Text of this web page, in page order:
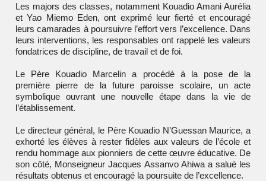
Les majors des classes, notamment Kouadio Amani Aurélia
et Yao Miemo Eden, ont exprimé leur fierté et encouragé
leurs camarades à poursuivre l’effort vers l’excellence. Dans
leurs interventions, les responsables ont rappelé les valeurs
fondatrices de discipline, de travail et de foi.
Le Père Kouadio Marcelin a procédé à la pose de la
première pierre de la future paroisse scolaire, un acte
symbolique ouvrant une nouvelle étape dans la vie de
l’établissement.
Le directeur général, le Père Kouadio N’Guessan Maurice, a
exhorté les élèves à rester fidèles aux valeurs de l’école et
rendu hommage aux pionniers de cette œuvre éducative. De
son côté, MonseigneurJacques Assanvo Ahiwaa salué les
résultats obtenus et encouragé la poursuite de l’excellence.